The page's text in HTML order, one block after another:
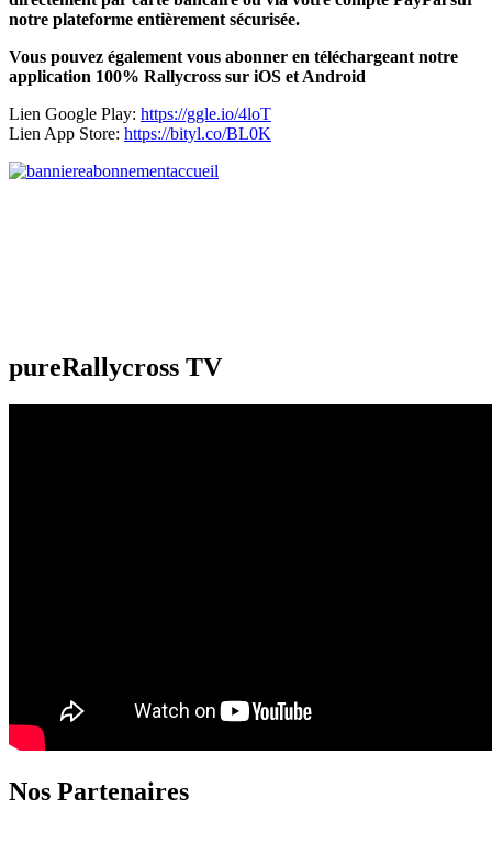
notre plateforme entièrement sécurisée.
Vous pouvez également vous abonner en téléchargeant notre
application 100% Rallycross sur iOS et Android
Lien Google Play: https://ggle.io/4loT
Lien App Store: https://bityl.co/BL0K
pureRallycross TV
Nos Partenaires